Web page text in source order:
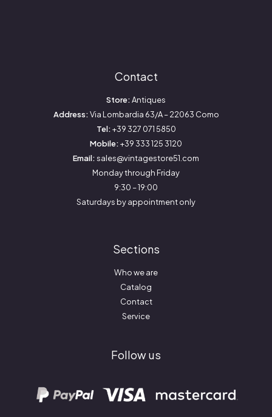
Contact
Store:Antiques
Address:Via Lombardia 63/A – 22063 Como
Tel:+39 327 071 5850
Mobile:+39 333 125 3120
Email:sales@vintagestore51.com
Monday through Friday
9:30 – 19:00
Saturdays by appointment only
Sections
Who we are
Catalog
Contact
Service
Follow us